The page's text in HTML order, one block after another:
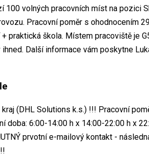
100 volných pracovních míst na pozici
Pracovní poměr s ohodnocením
praktická škola. Místem pracoviště je
Další informace vám poskytne
(DHL Solutions k.s.) !!! Pracovní
doba: 6:00-14:00 h x 14:00-22:00 h x
prvotní e-mailový kontakt -